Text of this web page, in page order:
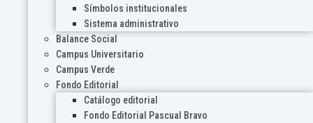
Símbolos institucionales
Sistema administrativo
Balance Social
Campus Universitario
Campus Verde
Fondo Editorial
Catálogo editorial
Fondo Editorial Pascual Bravo